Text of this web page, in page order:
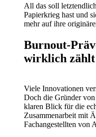
All das soll
Papierkrieg hast und
mehr auf ihre
Burnout-
wirklich zählt
Viele Innovationen
Doch die Gründer
klaren Blick für die
Zusammenarbeit mit
Fachangestellten von